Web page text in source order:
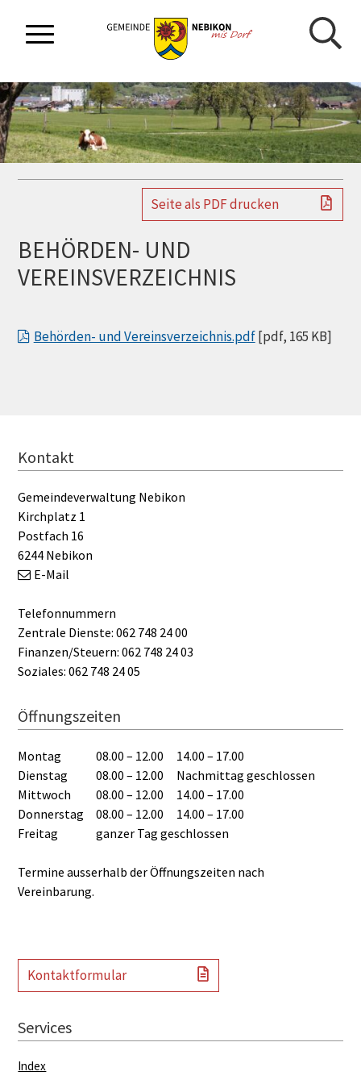
NAVIGIEREN IN GEMEINDE NEBIKON
Mobilnavigation
Seite als PDF drucken
BEHÖRDEN- UND
VEREINSVERZEICHNIS
Behörden- und Vereinsverzeichnis.pdf[pdf, 165 KB]
FOOTER
Kontakt
Gemeindeverwaltung Nebikon
Kirchplatz 1
Postfach 16
6244 Nebikon
E-Mail
Telefonnummern
Zentrale Dienste: 062 748 24 00
Finanzen/Steuern: 062 748 24 03
Soziales: 062 748 24 05
Öffnungszeiten
Montag 08.00 – 12.00
14.00 – 17.00
Dienstag
08.00 – 12.00
Nachmittag geschlossen
Mittwoch
08.00 – 12.00
14.00 – 17.00
Donnerstag
08.00 – 12.00
14.00 – 17.00
Freitag
ganzer Tag geschlossen
Termine ausserhalb der Öffnungszeiten nach
Vereinbarung.
Kontaktformular
Services
Index